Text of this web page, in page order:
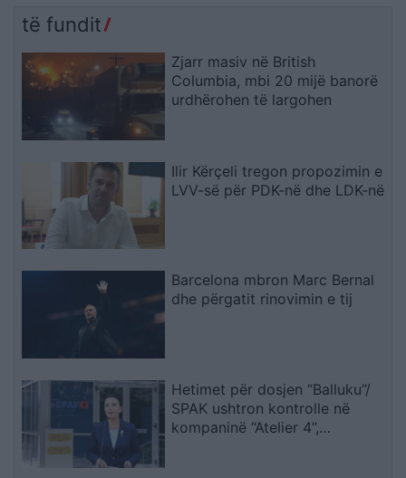
të fundit
Zjarr masiv në British
Columbia, mbi 20 mijë banorë
urdhërohen të largohen
Ilir Kërçeli tregon propozimin e
LVV-së për PDK-në dhe LDK-në
Barcelona mbron Marc Bernal
dhe përgatit rinovimin e tij
Hetimet për dosjen “Balluku”/
SPAK ushtron kontrolle në
kompaninë “Atelier 4”,